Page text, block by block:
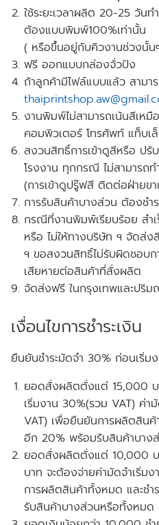
ใช้ระยะเวลาผลิต 20-25 วัน
ต้องแบบพิมพ์100%เท่านั้น
( หรือขึ้นอยู่กับคิวงานช่วงนั้น
ฟรี ออกแบบกล่องจั่วปัง
ถ้าลูกค้ามีไฟล์แบบแล้ว สามา
งานพิมพ์ไม่สามารถเน้นสีเห
คอมพิวเตอร์ โทรศัพท์ แท็บเ
สงวนสิทธิ์การเข้าดูสีหรือ ป
โรงงาน ทุกกรณี ไม่สามารถท
(การเข้าดูปรู๊ฟสี ติดต่อฝ่ายข
การรับสินค้าบางส่วน ต้องชำ
กรณีที่งานพิมพ์เรียบร้อย สำ
หรือ ไม่ให้ทางบริษัท ฯ จัดส่
ฯ ขอสงวนสิทธิ์ไม่รับผิดชอบก
เสียหายต่อสินค้าที่สั่งผลิต
จัดส่งฟรี ในกรุงเทพและปริ
เงื่อนไขการชำระเงิน
ยืนยันชำระมัดจำ 30% ก่อนเริ่
ยอดสั่งผลิตตั่งแต่ 15,000 บ
เริ่มงาน 30%(รวม VAT) ค่
VAT) เพื่อยืนยันการผลิตสินค้
อีก 20% พร้อมรับสินค้าบาง
ยอดสั่งผลิตตั่งแต่ 10,000 บ
บาท จะต้องจ่ายค่ามัดจำเริ่ม
การผลิตสินค้าทั้งหมด และช
รับสินค้าบางส่วนหรือทั้งหมด